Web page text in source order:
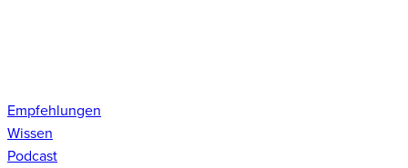
Empfehlungen
Wissen
Podcast